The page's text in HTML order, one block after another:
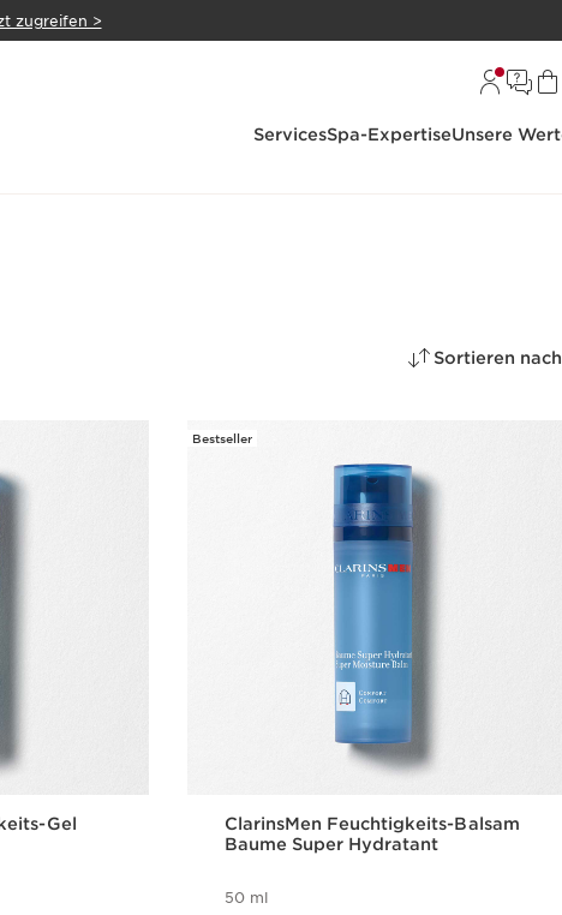
zugreifen >
ServicesSpa-ExpertiseUnsere
Sortieren nach
Gel
Bestseller
ClarinsMen Feuchtigkeits-Balsam
Baume Super Hydratant
50 ml